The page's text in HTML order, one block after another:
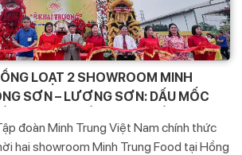
LOẠT 2 SHOWROOM MINH
SƠN – LƯƠNG SƠN: DẤU MỐC
đoàn Minh Trung Việt Nam chính thức
hai showroom Minh Trung Food tại Hồng